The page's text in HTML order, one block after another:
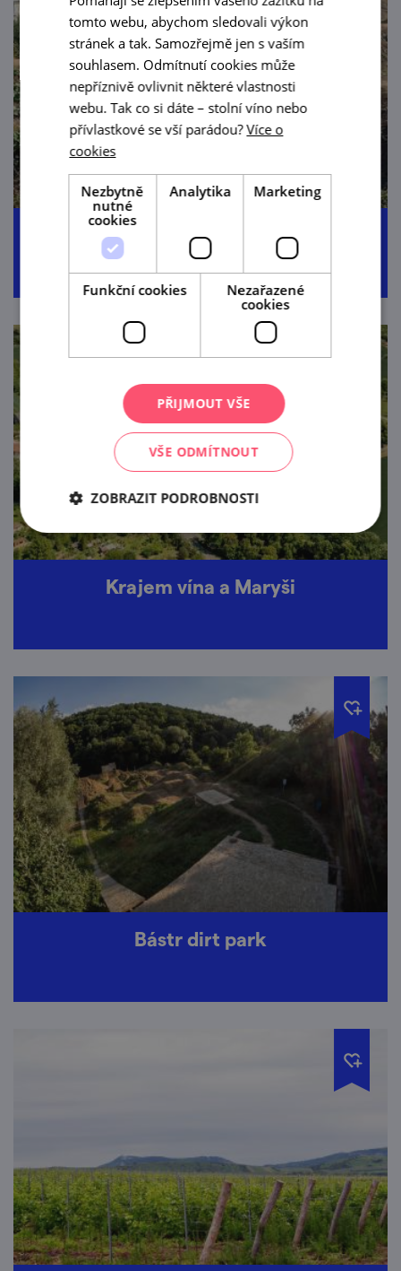
Podolí u Brna
Krajem vína a Maryši
Bástr dirt park
tomto webu, abychom sledovali výkon
stránek a tak. Samozřejmě jen s vaším
souhlasem. Odmítnutí cookies může
nepříznivě ovlivnit některé vlastnosti
webu. Tak co si dáte – stolní víno nebo
přívlastkové se vší parádou?Více o
cookies
Nezbytně
nutné
cookies
Analytika Marketing
Funkční cookies
Nezařazené
cookies
PŘIJMOUT VŠE
VŠE ODMÍTNOUT
ZOBRAZIT PODROBNOSTI